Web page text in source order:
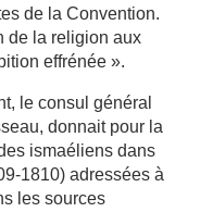
de la Convention.
de la religion aux
effrénée ».
le consul général
donnait pour la
ismaéliens dans
1810) adressées à
les sources